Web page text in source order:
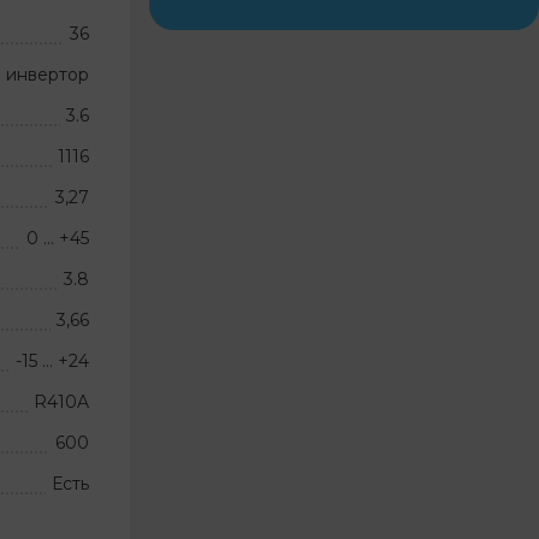
36
3.6
1116
3,27
0 … +45
3.8
3,66
-15 … +24
R410A
600
Есть